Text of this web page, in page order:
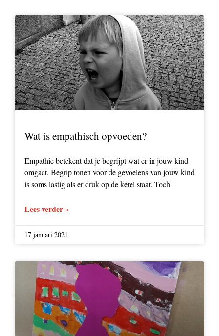
Wat is empathisch opvoeden?
Empathie betekent dat je begrijpt wat er in jouw kind
omgaat. Begrip tonen voor de gevoelens van jouw kind
is soms lastig als er druk op de ketel staat. Toch
Lees verder »
17 januari 2021